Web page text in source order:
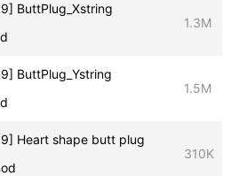
ButtPlug_Xstring
1.3M
ButtPlug_Ystring
1.5M
Heart shape butt plug
310K